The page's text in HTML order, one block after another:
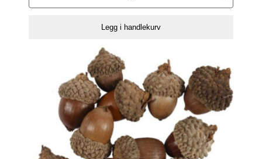
12
Legg i handlekurv